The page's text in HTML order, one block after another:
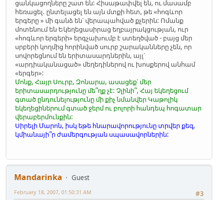
ցանկացողները շատ են: Հիսաթափվել են, ու մասամբ
հեռացել. ընտելացել են այն մտքի հետ, թե «հոգևոր
երգերը » մի գանձ են՝ վերապահված քչերին: Ոմանք
մոտենում են Եկեղեցասիրաց եղբայրակցության, ուր
«հոգևոր երգերի» երգչախումբ է ստեղծված - բայց մեր
սրբերի կողմից հորինված սուրբ շարականները չեն, որ
սովորեցնում են երիտասարդներին, այլ՝
«արդիականացած» մեղեդիներով ու խոսքերով անհամ
«երգեր»:
Մոնք, Հայր Սուրբ, Զոնարա, ասացեք՝ մեր
երիտասարդությունը մե՞ղք չէ: Չլինի՞, Հայ եկեղեցում
գտած ընդունելությունը մի քիչ նմանվեր Կաթոլիկ
եկեղեցիներում գտած ջերմ ու բոլորի հանդեպ հոգատար
վերաբերմունքին:
Սիրելի Մարոն, իսկ եթե հնարավորությունը տրվեր քեզ,
կմիանայի՞ր ժամերգության սպասավորներին:
Mandarinka
Guest
#3
February 18, 2007, 01:50:31 AM